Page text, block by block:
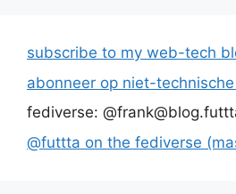
subscribe to my web-tech
abonneer op niet-
fediverse:
@futtta on the fediverse